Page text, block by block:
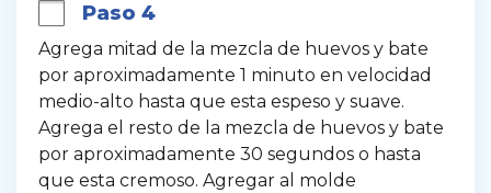
Paso 4
Agrega mitad de la mezcla de huevos y bate
por aproximadamente 1 minuto en velocidad
medio-alto hasta que esta espeso y suave.
Agrega el resto de la mezcla de huevos y bate
por aproximadamente 30 segundos o hasta
que esta cremoso. Agregar al molde